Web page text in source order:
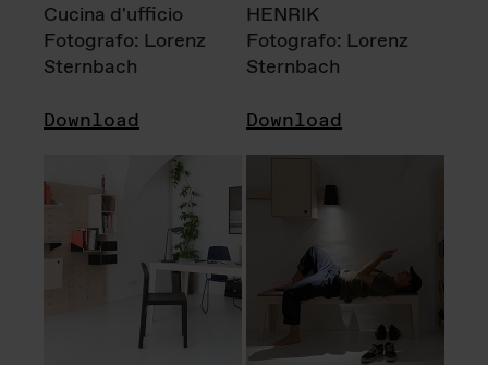
Cucina d'ufficio
Fotografo: Lorenz
Sternbach
Download
HENRIK
Fotografo: Lorenz
Sternbach
Download